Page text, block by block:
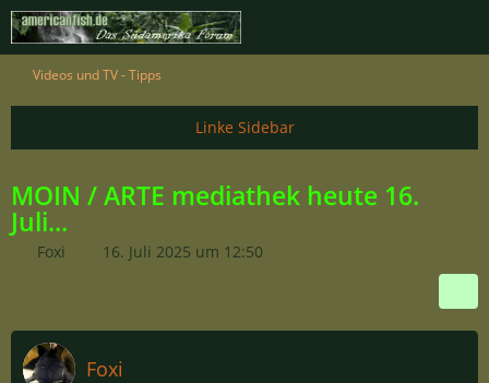
Videos und TV - Tipps
MOIN / ARTE mediathek heute 16.
Juli...
Foxi 16. Juli 2025 um 12:50
Foxi